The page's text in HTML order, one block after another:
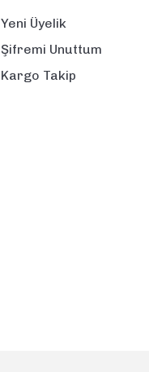
Yeni Üyelik
Şifremi Unuttum
Kargo Takip